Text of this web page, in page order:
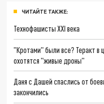
ЧИТАЙТЕ ТАКЖЕ:
Технофашисты XXI века
"Кротами" были все? Теракт в
охотятся "живые дроны"
Даня с Дашей спаслись от
закончились